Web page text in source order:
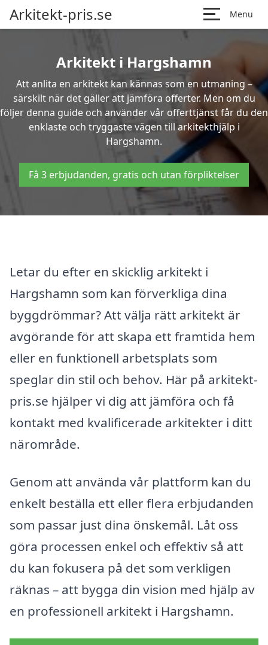
Arkitekt-pris.se Menu
Arkitekt i Hargshamn
Att anlita en arkitekt kan kännas som en utmaning –
särskilt när det gäller att jämföra offerter. Men om du
följer denna guide och använder vår offerttjänst får du den
enklaste och tryggaste vägen till arkitekthjälp i
Hargshamn.
Få 3 erbjudanden, gratis och utan förpliktelser
Letar du efter en skicklig arkitekt i
Hargshamn som kan förverkliga dina
byggdrömmar? Att välja rätt arkitekt är
avgörande för att skapa ett framtida hem
eller en funktionell arbetsplats som
speglar din stil och behov. Här på arkitekt-
pris.se hjälper vi dig att jämföra och få
kontakt med kvalificerade arkitekter i ditt
närområde.
Genom att använda vår plattform kan du
enkelt beställa ett eller flera erbjudanden
som passar just dina önskemål. Låt oss
göra processen enkel och effektiv så att
du kan fokusera på det som verkligen
räknas – att bygga din vision med hjälp av
en professionell arkitekt i Hargshamn.